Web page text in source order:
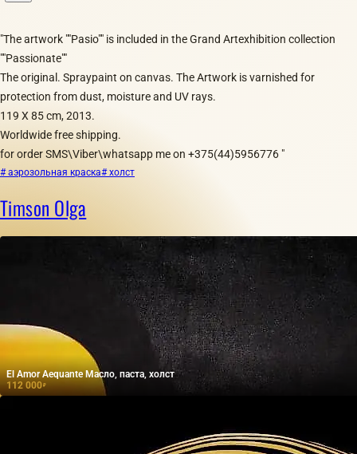
"The artwork ""Pasio"" is included in the Grand Artexhibition collection
""Passionate""
The original. Spraypaint on canvas. The Artwork is varnished for
protection from dust, moisture and UV rays.
119 Х 85 cm, 2013.
Worldwide free shipping.
for order SMS\Viber\whatsapp me on +375(44)5956776 "
# аэрозольная краска# холст
Timson Olga
El Amor Aequante Масло, паста, холст
112 000₽